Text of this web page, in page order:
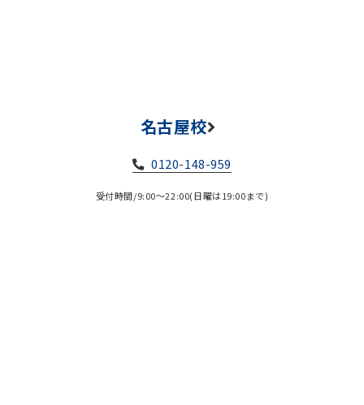
名古屋校
0120-148-959
受付時間/9:00～22:00(日曜は19:00まで)